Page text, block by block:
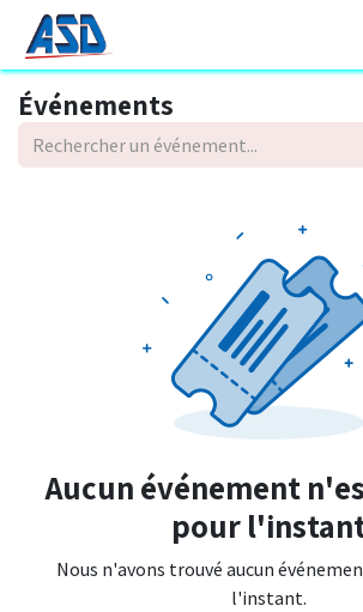
Se rendre au contenu
Événements
Aucun événement
pour
Nous n'avons trouvé aucun
l'instant.